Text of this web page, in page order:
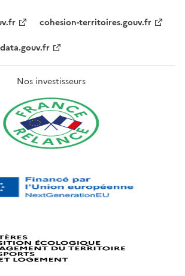
cohesion-territoires.gouv.fr
data.gouv.fr
Nos investisseurs